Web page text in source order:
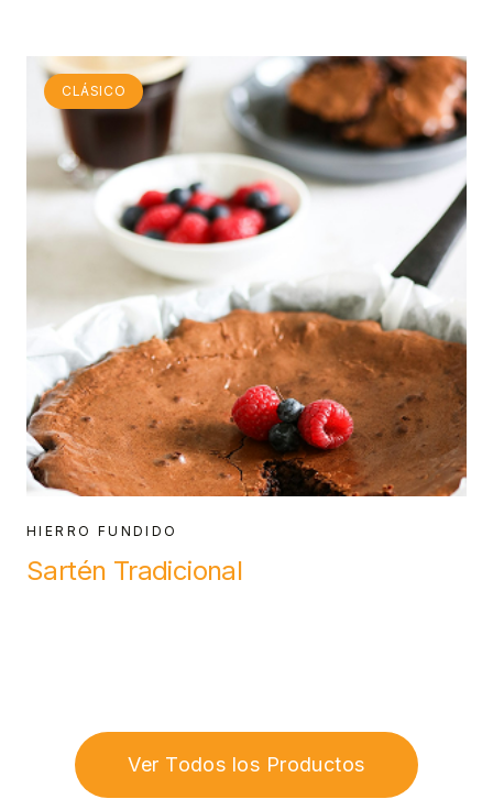
CLÁSICO
HIERRO FUNDIDO
Sartén Tradicional
Ver Todos los Productos